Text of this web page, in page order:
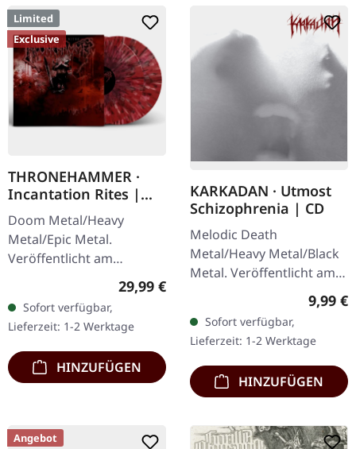
Limited
Exclusive
THRONEHAMMER ·
Incantation Rites |
SPLATTER 2LP
Doom Metal/Heavy
Metal/Epic Metal.
Veröffentlicht am
21.10.2022, auf Supreme
Chaos Records. SCR-
exklusives Transparent
Rot/Schwarz/Weiß…
Regulärer Preis:
29,99 €
Sofort verfügbar,
Lieferzeit: 1-2 Werktage
HINZUFÜGEN
KARKADAN · Utmost
Schizophrenia | CD
Melodic Death
Metal/Heavy Metal/Black
Metal. Veröffentlicht am
08.03.2004, auf Supreme
Chaos Records. CD im
Jewelcase mit 16-seitigem
Booklet.…
9,99 €
Sofort verfügbar,
Lieferzeit: 1-2 Werktage
HINZUFÜGEN
Angebot